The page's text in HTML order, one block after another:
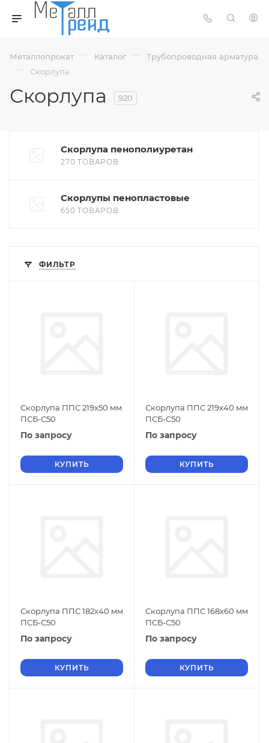
Металлопрокат — Каталог — Трубопроводная арматура
— Скорлупа
Скорлупа 920
Скорлупа пенополиуретан
270 ТОВАРОВ
Скорлупы пенопластовые
650 ТОВАРОВ
ФИЛЬТР
Скорлупа ППС 219х50 мм
ПСБ-С50
По запросу
КУПИТЬ
Скорлупа ППС 219х40 мм
ПСБ-С50
По запросу
КУПИТЬ
Скорлупа ППС 182х40 мм
ПСБ-С50
По запросу
КУПИТЬ
Скорлупа ППС 168х60 мм
ПСБ-С50
По запросу
КУПИТЬ